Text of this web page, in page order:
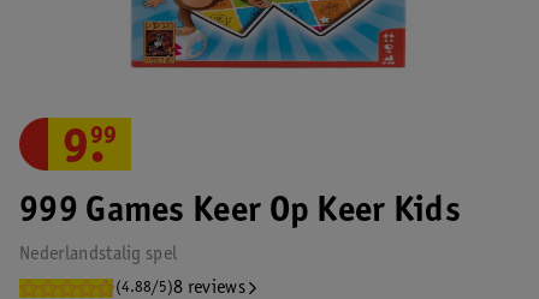
999 Games Keer Op Keer Kids
Nederlandstalig spel
(4.88/5)8 reviews
9.
99